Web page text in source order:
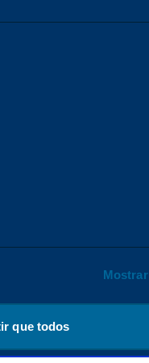
que todos
las herramientas